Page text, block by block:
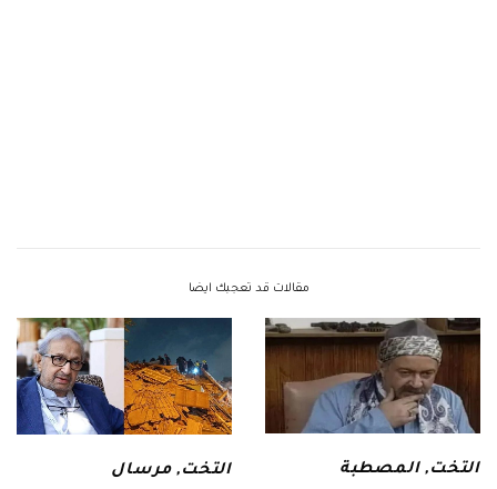
مقالات قد تعجبك ايضا
التخت,المصطبة التخت,مرسال